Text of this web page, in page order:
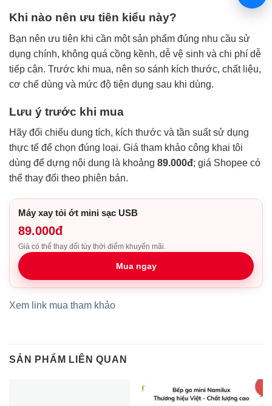
Khi nào nên ưu tiên kiểu này?
Bạn nên ưu tiên khi cần một sản phẩm đúng nhu cầu sử
dụng chính, không quá cồng kềnh, dễ vệ sinh và chi phí dễ
tiếp cận. Trước khi mua, nên so sánh kích thước, chất liệu,
cơ chế dùng và mức độ tiện dụng sau khi dùng.
Lưu ý trước khi mua
Hãy đối chiếu dung tích, kích thước và tần suất sử dụng
thực tế để chọn đúng loại. Giá tham khảo công khai tôi
dùng để dựng nội dung là khoảng 89.000đ; giá Shopee có
thể thay đổi theo phiên bán.
Máy xay tỏi ớt mini sạc USB
89.000đ
Giá có thể thay đổi tùy thời điểm khuyến mãi.
Mua ngay
Xem link mua tham khảo
SẢN PHẨM LIÊN QUAN